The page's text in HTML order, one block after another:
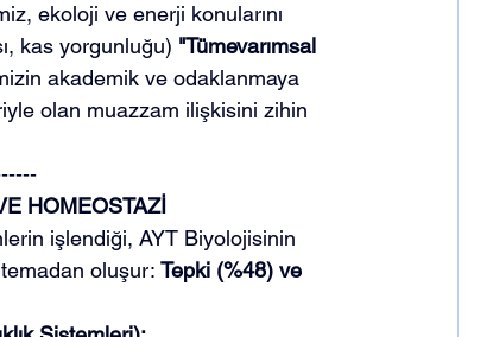
ekoloji ve enerji konularını
kas yorgunluğu) "Tümevarımsal
akademik ve odaklanmaya
olan muazzam ilişkisini zihin
HOMEOSTAZİ
işlendiği, AYT Biyolojisinin
temadan oluşur: Tepki (%48) ve